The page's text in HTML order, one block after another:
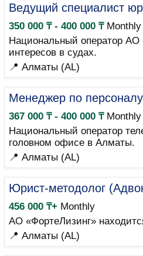
Ведущий специалист
350 000 ₸ - 400 000 ₸Monthly
Национальный оператор АО
интересов в судах.
📍 Алматы (AL)
Менеджер по
367 000 ₸ - 400 000 ₸Monthly
Национальный оператор
головном офисе в Алматы.
📍 Алматы (AL)
Юрист-методолог
456 000 ₸+ Monthly
АО «ФортеЛизинг»
📍 Алматы (AL)